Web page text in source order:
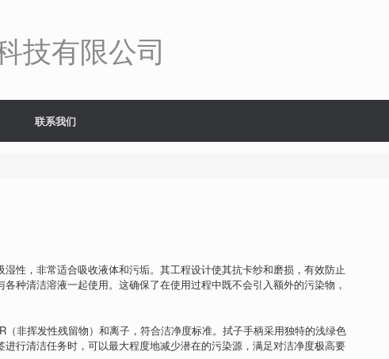
技有限公司
联系我们
性，非常适合吸收液体和污垢。其工程设计使其抗卡纱和磨损，有效防止
种清洁溶液一起使用。这确保了在使用过程中既不会引入额外的污染物，
非挥发性残留物）和离子，符合洁净度标准。拭子手柄采用独特的浅绿色
行清洁任务时，可以最大程度地减少潜在的污染源，满足对洁净度极高要